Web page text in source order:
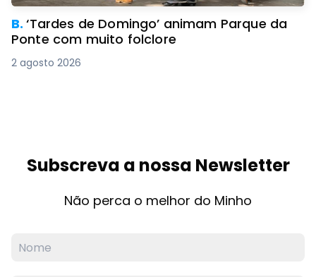
B.‘Tardes de Domingo’ animam Parque da
Ponte com muito folclore
2 agosto 2026
Subscreva a nossa Newsletter
Não perca o melhor do Minho